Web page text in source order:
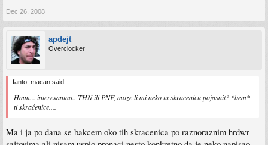
Dec 26, 2008
apdejt
Overclocker
fanto_macan said:
Hmm... interesantno.. THN ili PNF, moze li mi neko tu skracenicu pojasnit? *bem*
ti skraćenice....
Ma i ja po dana se bakcem oko tih skracenica po raznoraznim hrdwr